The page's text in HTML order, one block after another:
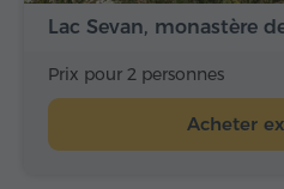
Lac Sevan, monastère
Prix pour 2 personnes
Acheter